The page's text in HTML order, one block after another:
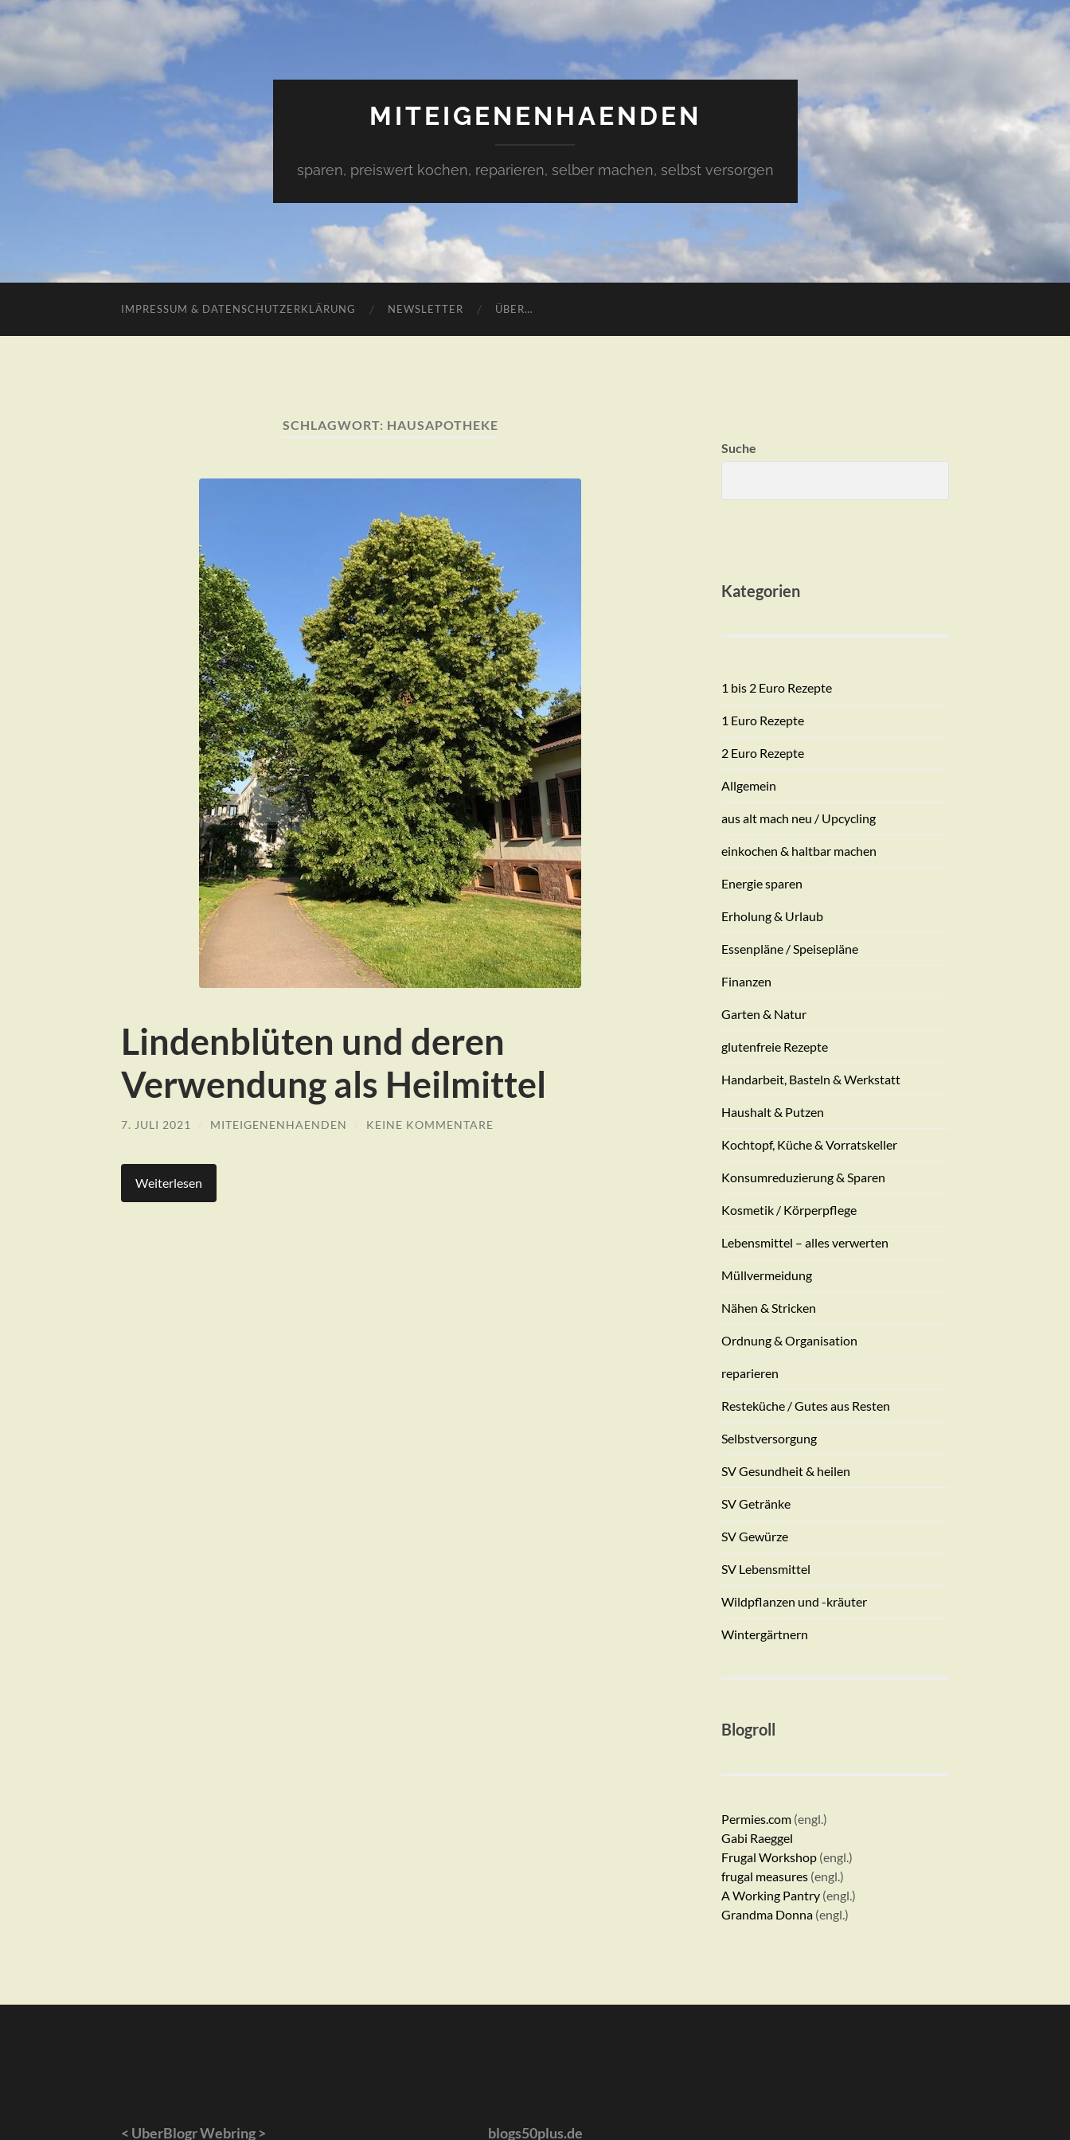
MITEIGENENHAENDEN
sparen, preiswert kochen, reparieren, selber machen, selbst versorgen
IMPRESSUM & DATENSCHUTZERKLÄRUNG NEWSLETTER ÜBER…
SCHLAGWORT: HAUSAPOTHEKE
Lindenblüten und deren
Verwendung als Heilmittel
7. JULI 2021 MITEIGENENHAENDEN KEINE KOMMENTARE
Weiterlesen
Suche
Kategorien
1 bis 2 Euro Rezepte
1 Euro Rezepte
2 Euro Rezepte
Allgemein
aus alt mach neu / Upcycling
einkochen & haltbar machen
Energie sparen
Erholung & Urlaub
Essenpläne / Speisepläne
Finanzen
Garten & Natur
glutenfreie Rezepte
Handarbeit, Basteln & Werkstatt
Haushalt & Putzen
Kochtopf, Küche & Vorratskeller
Konsumreduzierung & Sparen
Kosmetik / Körperpflege
Lebensmittel – alles verwerten
Müllvermeidung
Nähen & Stricken
Ordnung & Organisation
reparieren
Resteküche / Gutes aus Resten
Selbstversorgung
SV Gesundheit & heilen
SV Getränke
SV Gewürze
SV Lebensmittel
Wildpflanzen und -kräuter
Wintergärtnern
Blogroll
Permies.com (engl.)
Gabi Raeggel
Frugal Workshop (engl.)
frugal measures (engl.)
A Working Pantry (engl.)
Grandma Donna (engl.)
< UberBlogr Webring > blogs50plus.de